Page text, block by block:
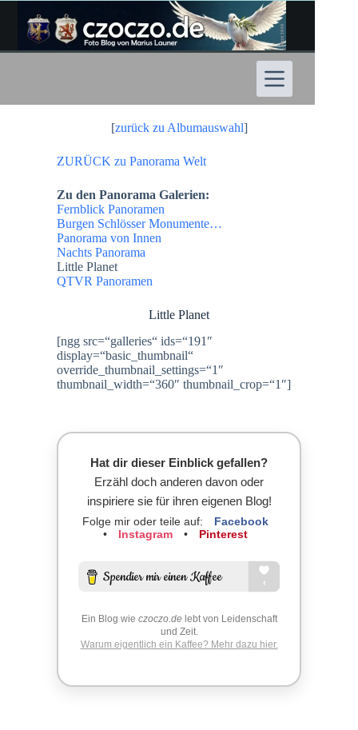
Inhalt
springen
[zurück zu Albumauswahl]
ZURÜCK zu Panorama Welt
Zu den Panorama Galerien:
Fernblick Panoramen
Burgen Schlösser Monumente…
Panorama von Innen
Nachts Panorama
Little Planet
QTVR Panoramen
Little Planet
[ngg src=“galleries“ ids=“191″
display=“basic_thumbnail“
override_thumbnail_settings=“1″
thumbnail_width=“360″ thumbnail_crop=“1″]
Hat dir dieser Einblick gefallen?
Erzähl doch anderen davon oder
inspiriere sie für ihren eigenen Blog!
Folge mir oder teile auf:
Facebook
•
Instagram • Pinterest
Ein Blog wie czoczo.delebt von Leidenschaft
und Zeit.
Warum eigentlich ein Kaffee? Mehr dazu hier.